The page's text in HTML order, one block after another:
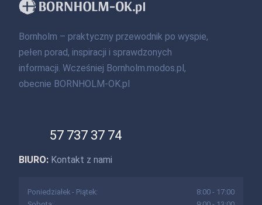
Bornholm – praktyczny przewodnik po wyspie,
pełen porad, inspiracji i sprawdzonych
informacji. Wcześniej Bornholm.modos.pl,
obecnie BORNHOLM-OK.pl
57 737 37 74
BIURO: Kontakt z nami
Poniedziałek - Piątek:
8:00 - 17:00